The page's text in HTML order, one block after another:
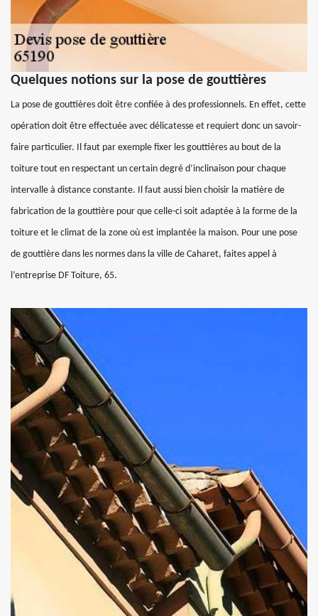
Quelques notions sur la pose de gouttières
La pose de gouttières doit être confiée à des professionnels. En effet, cette
opération doit être effectuée avec délicatesse et requiert donc un savoir-
faire particulier. Il faut par exemple fixer les gouttières au bout de la
toiture tout en respectant un certain degré d’inclinaison pour chaque
intervalle à distance constante. Il faut aussi bien choisir la matière de
fabrication de la gouttière pour que celle-ci soit adaptée à la forme de la
toiture et le climat de la zone où est implantée la maison. Pour une pose
de gouttière dans les normes dans la ville de Caharet, faites appel à
l’entreprise DF Toiture, 65.